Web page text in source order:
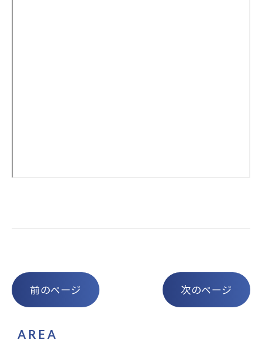
前のページ 次のページ
AREA